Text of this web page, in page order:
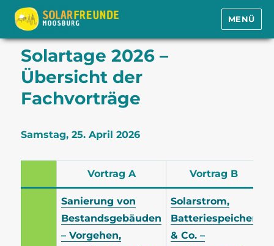
Solarfreunde Moosburg e.V.
MENÜ
Solartage 2026 –
Übersicht der
Fachvorträge
Samstag, 25. April 2026
Vortrag A Vortrag B
Sanierung von
Bestandsgebäuden
– Vorgehen,
Solarstrom,
Batteriespeicher
& Co. –